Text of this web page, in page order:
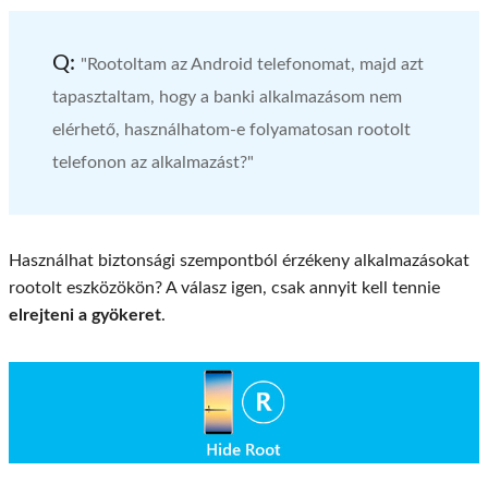
Q: "Rootoltam az Android telefonomat, majd azt
tapasztaltam, hogy a banki alkalmazásom nem
elérhető, használhatom-e folyamatosan rootolt
telefonon az alkalmazást?"
Használhat biztonsági szempontból érzékeny alkalmazásokat
rootolt eszközökön? A válasz igen, csak annyit kell tennie
elrejteni a gyökeret.